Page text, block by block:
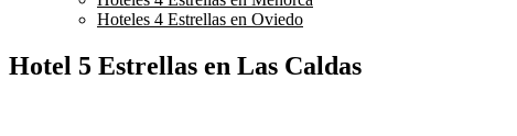
Hoteles 4 Estrellas en Oviedo
Hotel 5 Estrellas en Las Caldas